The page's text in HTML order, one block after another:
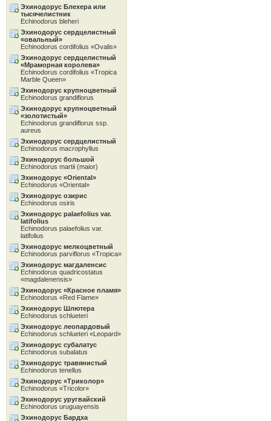
Эхинодорус Блехера или
тысячелистник
Echinodorus bleheri
Эхинодорус сердцелистный
«овальный»
Echinodorus cordifolius «Ovalis»
Эхинодорус сердцелистный
«Мраморная королева»
Echinodorus cordifolius «Tropica
Marble Queen»
Эхинодорус крупноцветный
Echinodorus grandiflorus
Эхинодорус крупноцветный
«золотистый»
Echinodorus grandiflorus ssp.
aureus
Эхинодорус сердцелистный
Echinodorus macrophyllus
Эхинодорус большой
Echinodorus martii (maior)
Эхинодорус «Oriental»
Echinodorus «Oriental»
Эхинодорус озирис
Echinodorus osiris
Эхинодорус palaefolius var.
latifolius
Echinodorus palaefolius var.
latifolius
Эхинодорус мелкоцветный
Echinodorus parviflorus «Tropica»
Эхинодорус магдаленсис
Echinodorus quadricostatus
«magdalenensis»
Эхинодорус «Красное пламя»
Echinodorus «Red Flame»
Эхинодорус Шлютера
Echinodorus schlueteri
Эхинодорус леопардовый
Echinodorus schlueteri «Leopard»
Эхинодорус субалатус
Echinodorus subalatus
Эхинодорус травянистый
Echinodorus tenellus
Эхинодорус «Tриколор»
Echinodorus «Tricolor»
Эхинодорус уругвайский
Echinodorus uruguayensis
Эхинодорус Бардха